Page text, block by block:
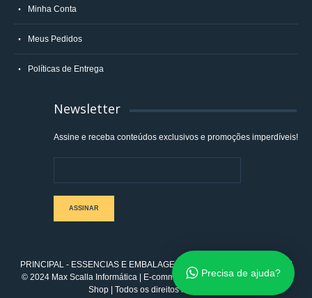
Precisa de ajuda?
Minha Conta
Meus Pedidos
Políticas de Entrega
Newsletter
Assine e receba conteúdos exclusivos e promoções imperdíveis!
ASSINAR
PRINCIPAL - ESSENCIAS E EMBALAGENS LTDA | 08.330.168/0001-77
© 2024 Max Scalla Informática | E-commerce integrado ao ERP Control
Shop | Todos os direitos reservados